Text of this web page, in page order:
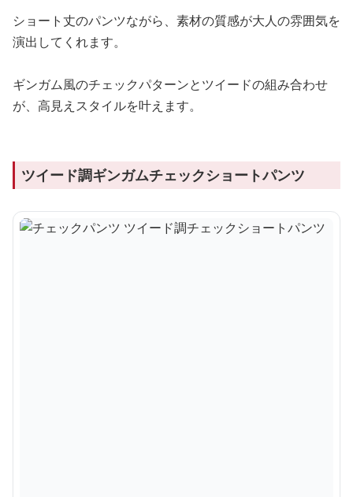
ショート丈のパンツながら、素材の質感が大人の雰囲気を
演出してくれます。
ギンガム風のチェックパターンとツイードの組み合わせ
が、高見えスタイルを叶えます。
ツイード調ギンガムチェックショートパンツ